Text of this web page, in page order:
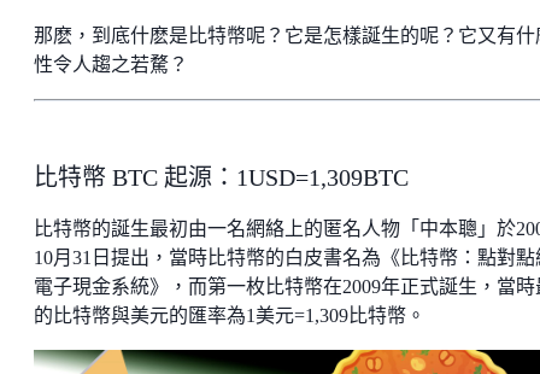
那麽，到底什麽是比特幣呢？它是怎樣誕生的呢？它又有什
性令人趨之若騖？
比特幣 BTC 起源：1USD=1,309BTC
比特幣的誕生最初由一名網絡上的匿名人物「中本聰」於
10月31日提出，當時比特幣的白皮書名為《比特幣：點對點
電子現金系統》，而第一枚比特幣在2009年正式誕生，當時
的比特幣與美元的匯率為1美元=1,309比特幣。